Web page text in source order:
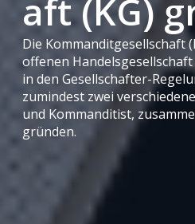
aft (KG)
Die Kommanditgesellschaft
offenen
in den Gesellschafter-
zumindest zwei
und Kommanditist,
gründen.